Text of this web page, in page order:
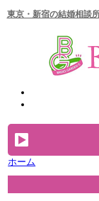
東京・新宿の結婚相談
ホーム